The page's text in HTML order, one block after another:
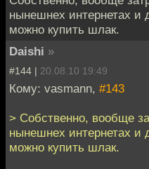
нынешнех интернетах и
можно купить шлак.
Daishi »
#144 | 20.08.10 19:49
Кому: vasmann, #143
> Собственно, вообще
нынешнех интернетах и
можно купить шлак.